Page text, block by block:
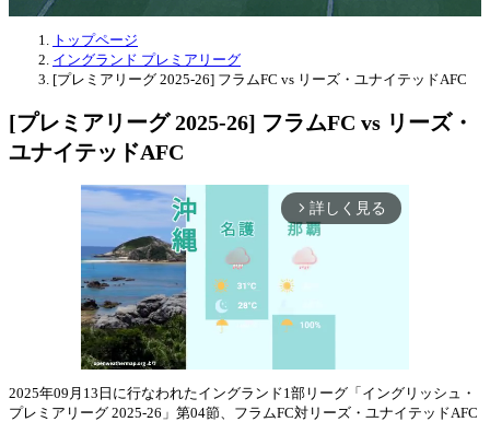
トップページ
イングランド プレミアリーグ
[プレミアリーグ 2025-26] フラムFC vs リーズ・ユナイテッドAFC
[プレミアリーグ 2025-26] フラムFC vs リーズ・
ユナイテッドAFC
arrow_forward_ios 詳しく見る
2025年09月13日に行なわれたイングランド1部リーグ「イングリッシュ・
プレミアリーグ 2025-26」第04節、フラムFC対リーズ・ユナイテッドAFC